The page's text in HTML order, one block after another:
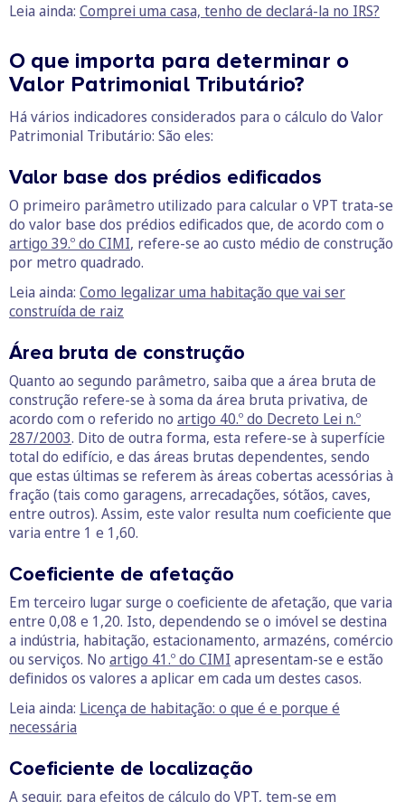
Leia ainda: Comprei uma casa, tenho de declará-la no IRS?
O que importa para determinar o
Valor Patrimonial Tributário?
Há vários indicadores considerados para o cálculo do Valor
Patrimonial Tributário: São eles:
Valor base dos prédios edificados
O primeiro parâmetro utilizado para calcular o VPT trata-se
do valor base dos prédios edificados que, de acordo com o
artigo 39.º do CIMI, refere-se ao custo médio de construção
por metro quadrado.
Leia ainda: Como legalizar uma habitação que vai ser
construída de raiz
Área bruta de construção
Quanto ao segundo parâmetro, saiba que a área bruta de
construção refere-se à soma da área bruta privativa, de
acordo com o referido no artigo 40.º do Decreto Lei n.º
287/2003. Dito de outra forma, esta refere-se à superfície
total do edifício, e das áreas brutas dependentes, sendo
que estas últimas se referem às áreas cobertas acessórias à
fração (tais como garagens, arrecadações, sótãos, caves,
entre outros). Assim, este valor resulta num coeficiente que
varia entre 1 e 1,60.
Coeficiente de afetação
Em terceiro lugar surge o coeficiente de afetação, que varia
entre 0,08 e 1,20. Isto, dependendo se o imóvel se destina
a indústria, habitação, estacionamento, armazéns, comércio
ou serviços. No artigo 41.º do CIMI apresentam-se e estão
definidos os valores a aplicar em cada um destes casos.
Leia ainda: Licença de habitação: o que é e porque é
necessária
Coeficiente de localização
A seguir, para efeitos de cálculo do VPT, tem-se em